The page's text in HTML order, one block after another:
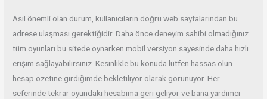
Asıl önemli olan durum, kullanıcıların doğru web sayfalarından bu
adrese ulaşması gerektiğidir. Daha önce deneyim sahibi olmadığınız
tüm oyunları bu sitede oynarken mobil versiyon sayesinde daha hızlı
erişim sağlayabilirsiniz. Kesinlikle bu konuda lütfen hassas olun
hesap özetine girdiğimde bekletiliyor olarak görünüyor. Her
seferinde tekrar oyundaki hesabıma geri geliyor ve bana yardımcı